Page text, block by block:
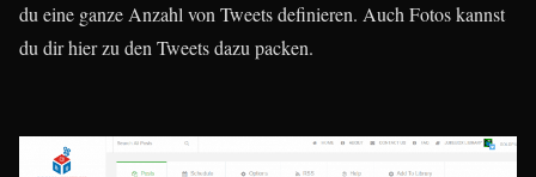
du eine ganze Anzahl von Tweets definieren. Auch Fotos kannst
du dir hier zu den Tweets dazu packen.